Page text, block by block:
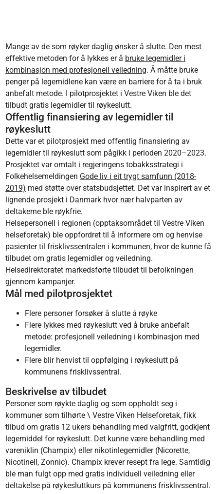
Mange av de som røyker daglig ønsker å slutte. Den mest
effektive metoden for å lykkes er å bruke legemidler i
kombinasjon med profesjonell veiledning. Å måtte bruke
penger på legemidlene kan være en barriere for å ta i bruk
anbefalt metode. I pilotprosjektet i Vestre Viken ble det
tilbudt gratis legemidler til røykeslutt.
Offentlig finansiering av legemidler til
røykeslutt
Dette var et pilotprosjekt med offentlig finansiering av
legemidler til røykeslutt som pågikk i perioden 2020–2023.
Prosjektet var omtalt i regjeringens tobakksstrategi i
Folkehelsemeldingen Gode liv i eit trygt samfunn (2018-
2019) med støtte over statsbudsjettet. Det var inspirert av et
lignende prosjekt i Danmark hvor nær halvparten av
deltakerne ble røykfrie.
Helsepersonell i regionen (opptaksområdet til Vestre Viken
helseforetak) ble oppfordret til å informere om og henvise
pasienter til frisklivssentralen i kommunen, hvor de kunne få
tilbudet om gratis legemidler og veiledning.
Helsedirektoratet markedsførte tilbudet til befolkningen
gjennom kampanjer.
Mål med pilotprosjektet
Flere personer forsøker å slutte å røyke
Flere lykkes med røykeslutt ved å bruke anbefalt
metode: profesjonell veiledning i kombinasjon med
legemidler.
Flere blir henvist til oppfølging i røykeslutt på
kommunens frisklivssentral.
Beskrivelse av tilbudet
Personer som røykte daglig og som oppholdt seg i
kommuner som tilhørte \ Vestre Viken Helseforetak, fikk
tilbud om gratis 12 ukers behandling med valgfritt, godkjent
legemiddel for røykeslutt. Det kunne være behandling med
vareniklin (Champix) eller nikotinlegemidler (Nicorette,
Nicotinell, Zonnic). Champix krever resept fra lege. Samtidig
ble man fulgt opp med gratis individuell veiledning eller
deltakelse på røykesluttkurs på kommunens frisklivssentral.